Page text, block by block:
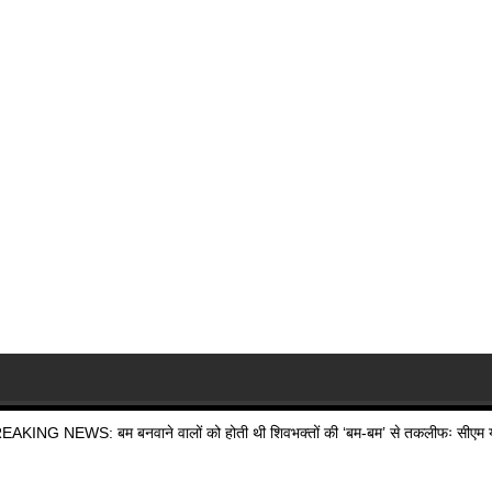
NEWS: बम बनवाने वालों को होती थी शिवभक्तों की ‘बम-बम’ से तकलीफः सीएम